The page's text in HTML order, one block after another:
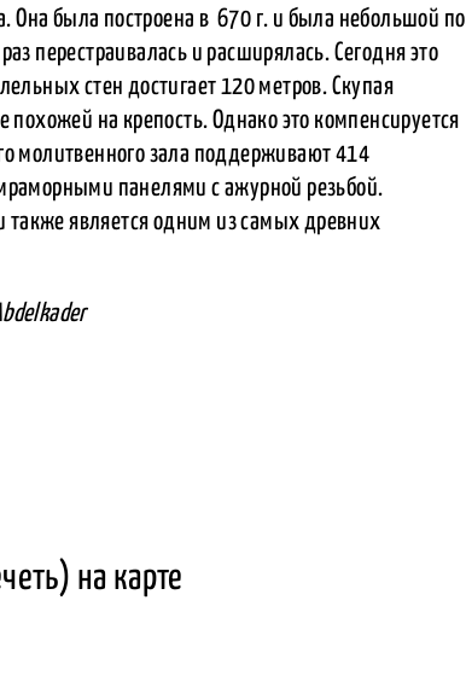
Она была построена в 670 г. и была небольшой по
перестраивалась и расширялась. Сегодня это
стен достигает 120 метров. Скупая
на крепость. Однако это компенсируется
молитвенного зала поддерживают 414
панелями с ажурной резьбой.
также является одним из самых древних
на карте